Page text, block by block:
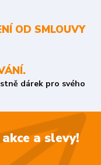
OD SMLOUVY
dárek pro svého
a slevy!